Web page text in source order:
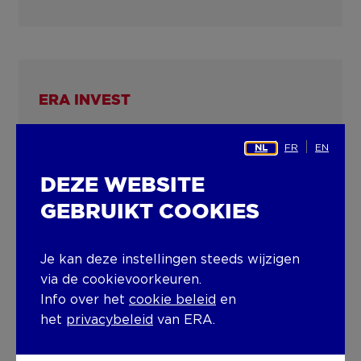
ERA INVEST
Quai du Roi Albert 86 ,4020
+3292770750
invest@era.be
NL FR EN
DEZE WEBSITE
GEBRUIKT COOKIES
Je kan deze instellingen steeds wijzigen
via de cookievoorkeuren.
Info over het cookie beleid en
het privacybeleid van ERA.